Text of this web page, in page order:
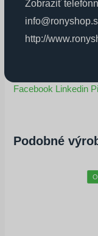
Zobraziť
http://
Facebook Linkedin
Podobné